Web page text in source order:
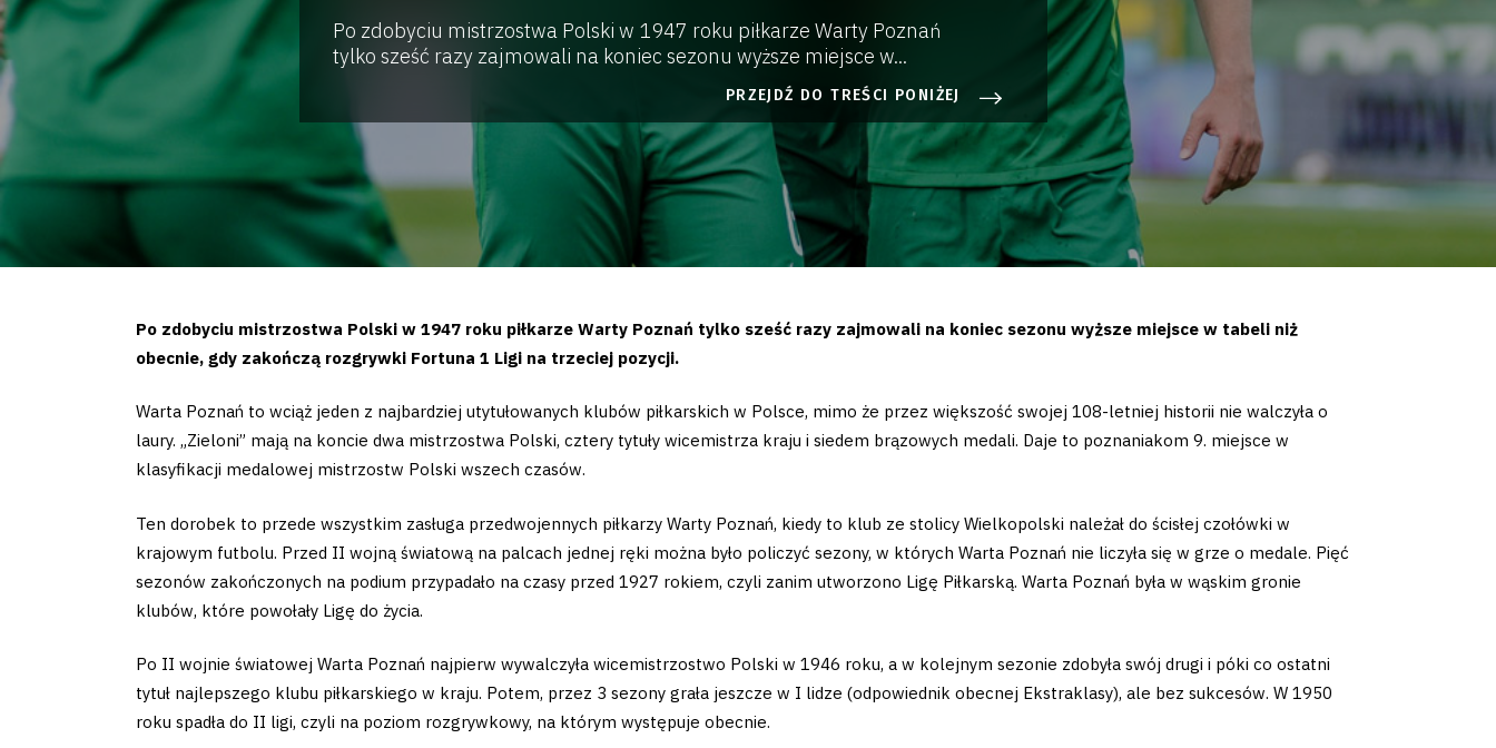
Po zdobyciu mistrzostwa Polski w 1947 roku piłkarze Warty Poznań
tylko sześć razy zajmowali na koniec sezonu wyższe miejsce w...
PRZEJDŹ DO TREŚCI PONIŻEJ
Po zdobyciu mistrzostwa Polski w 1947 roku piłkarze Warty Poznań tylko sześć razy zajmowali na koniec sezonu wyższe miejsce w tabeli niż
obecnie, gdy zakończą rozgrywki Fortuna 1 Ligi na trzeciej pozycji.
Warta Poznań to wciąż jeden z najbardziej utytułowanych klubów piłkarskich w Polsce, mimo że przez większość swojej 108-letniej historii nie walczyła o
laury. „Zieloni” mają na koncie dwa mistrzostwa Polski, cztery tytuły wicemistrza kraju i siedem brązowych medali. Daje to poznaniakom 9. miejsce w
klasyfikacji medalowej mistrzostw Polski wszech czasów.
Ten dorobek to przede wszystkim zasługa przedwojennych piłkarzy Warty Poznań, kiedy to klub ze stolicy Wielkopolski należał do ścisłej czołówki w
krajowym futbolu. Przed II wojną światową na palcach jednej ręki można było policzyć sezony, w których Warta Poznań nie liczyła się w grze o medale. Pięć
sezonów zakończonych na podium przypadało na czasy przed 1927 rokiem, czyli zanim utworzono Ligę Piłkarską. Warta Poznań była w wąskim gronie
klubów, które powołały Ligę do życia.
Po II wojnie światowej Warta Poznań najpierw wywalczyła wicemistrzostwo Polski w 1946 roku, a w kolejnym sezonie zdobyła swój drugi i póki co ostatni
tytuł najlepszego klubu piłkarskiego w kraju. Potem, przez 3 sezony grała jeszcze w I lidze (odpowiednik obecnej Ekstraklasy), ale bez sukcesów. W 1950
roku spadła do II ligi, czyli na poziom rozgrywkowy, na którym występuje obecnie.